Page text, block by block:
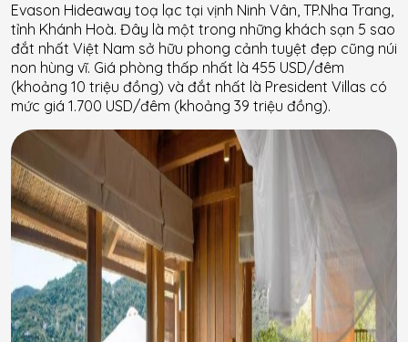
Evason Hideaway toạ lạc tại vịnh Ninh Vân, TP.Nha Trang,
tỉnh Khánh Hoà. Đây là một trong những khách sạn 5 sao
đắt nhất Việt Nam sở hữu phong cảnh tuyệt đẹp cũng núi
non hùng vĩ. Giá phòng thấp nhất là 455 USD/đêm
(khoảng 10 triệu đồng) và đắt nhất là President Villas có
mức giá 1.700 USD/đêm (khoảng 39 triệu đồng).